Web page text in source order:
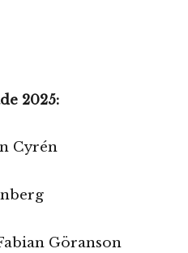
2025:
Cyrén
Göranson